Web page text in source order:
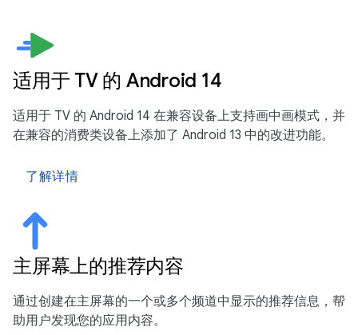
适用于 TV 的 Android 14
适用于 TV 的 Android 14 在兼容设备上支持画中画模式，并
在兼容的消费类设备上添加了 Android 13 中的改进功能。
了解详情
主屏幕上的推荐内容
通过创建在主屏幕的一个或多个频道中显示的推荐信息，帮
助用户发现您的应用内容。